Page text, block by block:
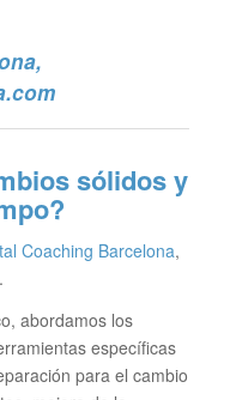
,
sólidos y
Coaching Barcelona,
abordamos los
específicas
para el cambio